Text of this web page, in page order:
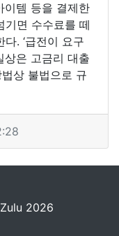
이템 등을 결제한
기면 수수료를 떼
. ‘급전이 요구
상은 고금리 대출
상 불법으로 규
2026